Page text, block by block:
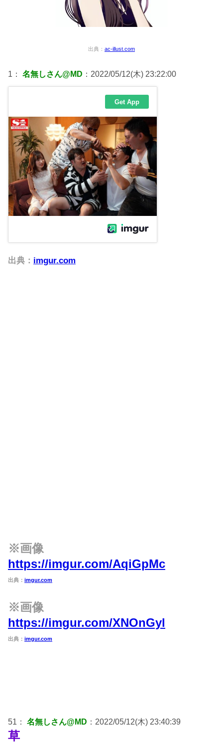
出典： ac-illust.com
1： 名無しさん@MD ：2022/05/12(木) 23:22:00
出典： imgur.com
※画像
https://imgur.com/AqiGpMc
出典： imgur.com
※画像
https://imgur.com/XNOnGyl
出典： imgur.com
51： 名無しさん@MD ：2022/05/12(木) 23:40:39
草